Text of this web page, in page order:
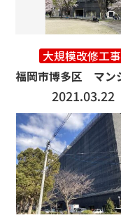
大規模改修工事
2021.03.22